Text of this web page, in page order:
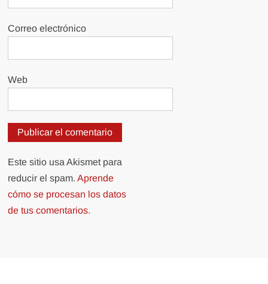
Correo electrónico
Web
Este sitio usa Akismet para
reducir el spam.Aprende
cómo se procesan los datos
de tus comentarios.